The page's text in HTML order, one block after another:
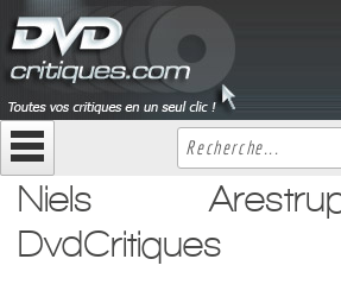
Niels
DvdCritiques